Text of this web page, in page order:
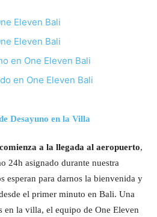
a la llegada al aeropuerto,
24h asignado durante nuestra
esperan para darnos la bienvenida y
el primer minuto en Bali. Una
en la villa, el equipo de One Eleven